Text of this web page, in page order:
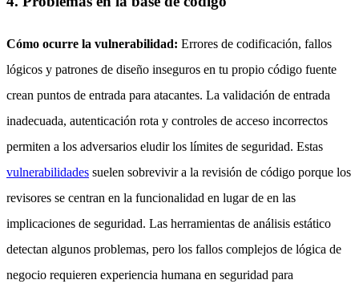
Cómo ocurre la vulnerabilidad: Errores de codificación, fallos
lógicos y patrones de diseño inseguros en tu propio código fuente
crean puntos de entrada para atacantes. La validación de entrada
inadecuada, autenticación rota y controles de acceso incorrectos
permiten a los adversarios eludir los límites de seguridad. Estas
vulnerabilidades suelen sobrevivir a la revisión de código porque los
revisores se centran en la funcionalidad en lugar de en las
implicaciones de seguridad. Las herramientas de análisis estático
detectan algunos problemas, pero los fallos complejos de lógica de
negocio requieren experiencia humana en seguridad para